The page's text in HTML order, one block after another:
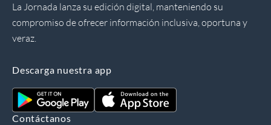
La Jornada lanza su edición digital, manteniendo su
compromiso de ofrecer información inclusiva, oportuna y
veraz.
Descarga nuestra app
Contáctanos